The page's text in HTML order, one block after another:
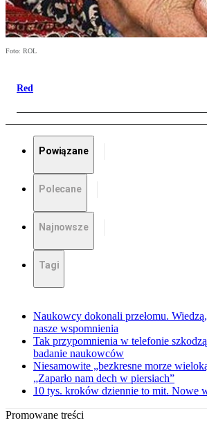
Foto: ROL
Red
Powiązane
Polecane
Najnowsze
Tagi
Naukowcy dokonali przełomu.
nasze wspomnienia
Tak przypomnienia w telefonie
badanie naukowców
Niesamowite „bezkresne morze
„Zaparło nam dech w piersiach”
10 tys. kroków dziennie to mit. Nowe
Promowane treści